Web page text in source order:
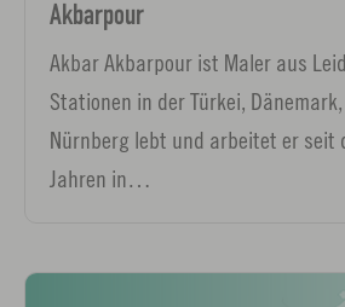
Akbarpour
Akbar Akbarpour ist Maler aus
Stationen in der Türkei,
Nürnberg lebt und arbeitet er seit
Jahren in…